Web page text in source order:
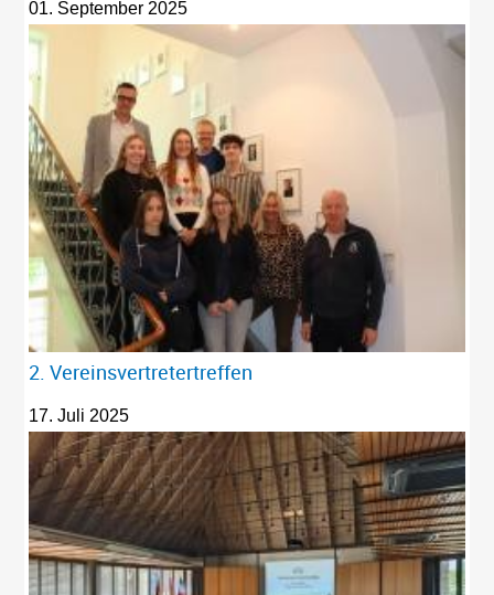
01. September 2025
2. Vereinsvertretertreffen
17. Juli 2025